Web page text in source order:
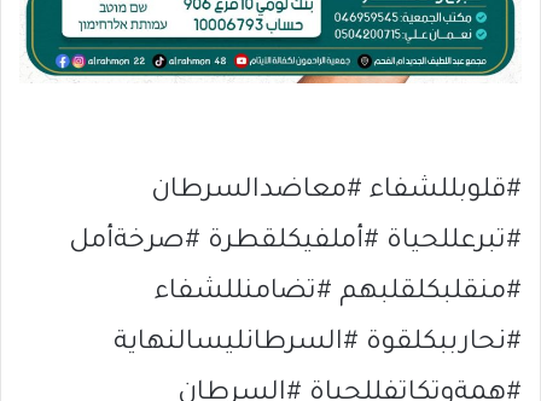
#قلوبللشفاء #معاضدالسرطان
#تبرعللحياة #أملفيكلقطرة #صرخةأمل
#منقلبكلقلبهم #تضامنللشفاء
#نحارببكلقوة #السرطانليسالنهاية